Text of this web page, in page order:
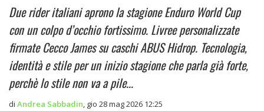
Due rider italiani aprono la stagione Enduro World Cup
con un colpo d’occhio fortissimo. Livree personalizzate
firmate Cecco James su caschi ABUS Hidrop. Tecnologia,
identità e stile per un inizio stagione che parla già forte,
perchè lo stile non va a pile...
di Andrea Sabbadin gio 28 mag 2026 12:25